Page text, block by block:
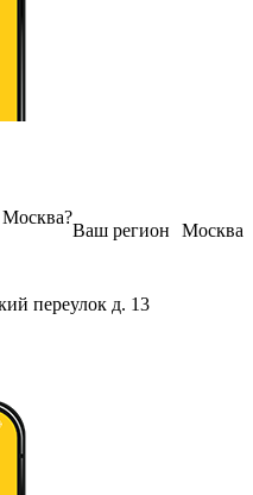
Москва
Ваш регион
Москва?
переулок д. 13